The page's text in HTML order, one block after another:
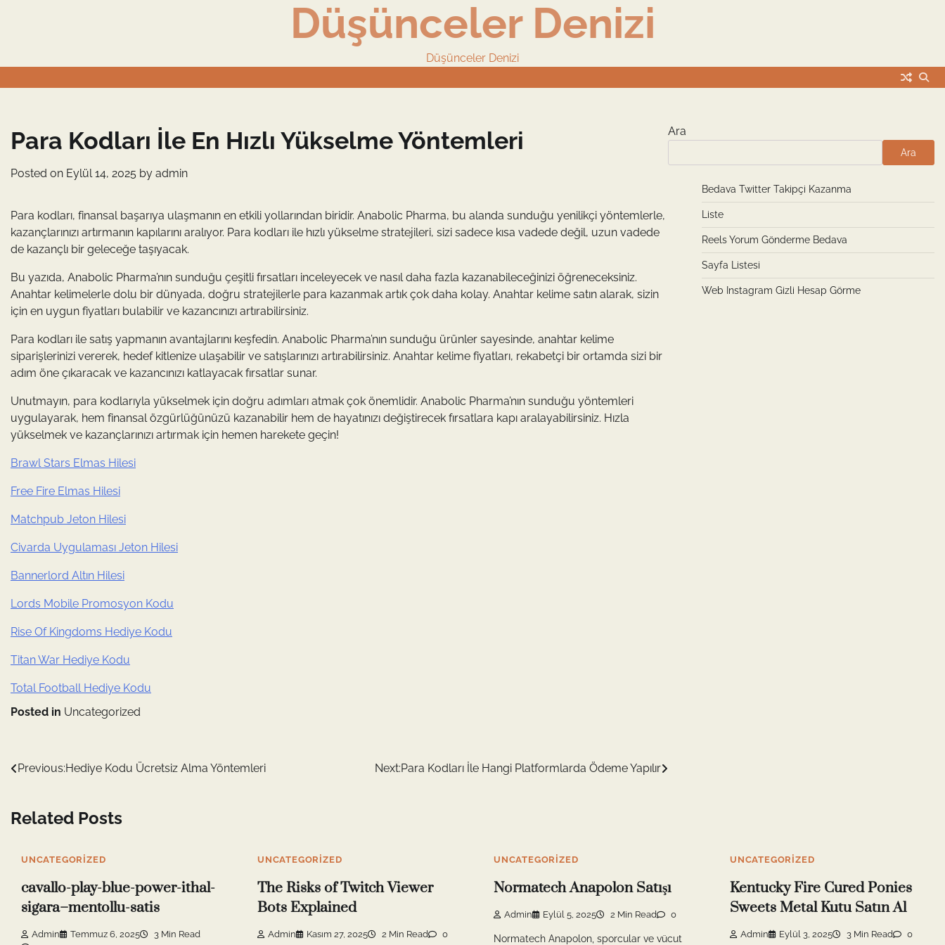
Düşünceler Denizi
Düşünceler Denizi
Para Kodları İle En Hızlı Yükselme Yöntemleri
Posted on Eylül 14, 2025 by admin
Para kodları, finansal başarıya ulaşmanın en etkili yollarından biridir. Anabolic Pharma, bu alanda sunduğu yenilikçi yöntemlerle,
kazançlarınızı artırmanın kapılarını aralıyor. Para kodları ile hızlı yükselme stratejileri, sizi sadece kısa vadede değil, uzun vadede
de kazançlı bir geleceğe taşıyacak.
Bu yazıda, Anabolic Pharma’nın sunduğu çeşitli fırsatları inceleyecek ve nasıl daha fazla kazanabileceğinizi öğreneceksiniz.
Anahtar kelimelerle dolu bir dünyada, doğru stratejilerle para kazanmak artık çok daha kolay. Anahtar kelime satın alarak, sizin
için en uygun fiyatları bulabilir ve kazancınızı artırabilirsiniz.
Para kodları ile satış yapmanın avantajlarını keşfedin. Anabolic Pharma’nın sunduğu ürünler sayesinde, anahtar kelime
siparişlerinizi vererek, hedef kitlenize ulaşabilir ve satışlarınızı artırabilirsiniz. Anahtar kelime fiyatları, rekabetçi bir ortamda sizi bir
adım öne çıkaracak ve kazancınızı katlayacak fırsatlar sunar.
Unutmayın, para kodlarıyla yükselmek için doğru adımları atmak çok önemlidir. Anabolic Pharma’nın sunduğu yöntemleri
uygulayarak, hem finansal özgürlüğünüzü kazanabilir hem de hayatınızı değiştirecek fırsatlara kapı aralayabilirsiniz. Hızla
yükselmek ve kazançlarınızı artırmak için hemen harekete geçin!
Brawl Stars Elmas Hilesi
Free Fire Elmas Hilesi
Matchpub Jeton Hilesi
Civarda Uygulaması Jeton Hilesi
Bannerlord Altın Hilesi
Lords Mobile Promosyon Kodu
Rise Of Kingdoms Hediye Kodu
Titan War Hediye Kodu
Total Football Hediye Kodu
Posted in Uncategorized
Yazı
Previous:Hediye Kodu Ücretsiz Alma Yöntemleri Next:Para Kodları İle Hangi Platformlarda Ödeme Yapılır
Ara
Ara
Bedava Twitter Takipçi Kazanma
Liste
Reels Yorum Gönderme Bedava
Sayfa Listesi
Web Instagram Gizli Hesap Görme
Related Posts
UNCATEGORIZED
cavallo-play-blue-power-ithal-
sigara–mentollu-satis
Admin Temmuz 6, 2025
3 Min Read
UNCATEGORIZED
The Risks of Twitch Viewer
Bots Explained
Admin Kasım 27, 2025 2 Min Read 0
UNCATEGORIZED
Normatech Anapolon Satışı
Admin Eylül 5, 2025 2 Min Read 0
Normatech Anapolon, sporcular ve vücut
UNCATEGORIZED
Kentucky Fire Cured Ponies
Sweets Metal Kutu Satın Al
Admin Eylül 3, 2025 3 Min Read 0